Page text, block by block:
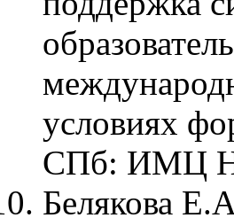
условиях
СПб: ИМЦ
Белякова